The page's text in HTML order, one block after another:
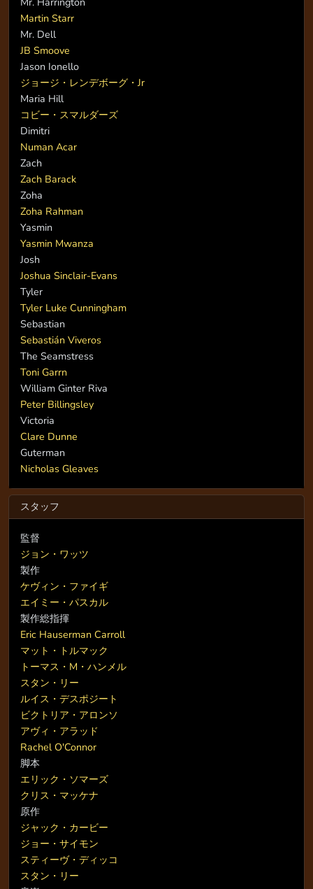
Martin Starr
Mr. Dell
JB Smoove
Jason Ionello
ジョージ・レンデボーグ・Jr
Maria Hill
コビー・スマルダーズ
Dimitri
Numan Acar
Zach
Zach Barack
Zoha
Zoha Rahman
Yasmin
Yasmin Mwanza
Josh
Joshua Sinclair-Evans
Tyler
Tyler Luke Cunningham
Sebastian
Sebastián Viveros
The Seamstress
Toni Garrn
William Ginter Riva
Peter Billingsley
Victoria
Clare Dunne
Guterman
Nicholas Gleaves
スタッフ
監督
ジョン・ワッツ
製作
ケヴィン・ファイギ
エイミー・パスカル
製作総指揮
Eric Hauserman Carroll
マット・トルマック
トーマス・M・ハンメル
スタン・リー
ルイス・デスポジート
ビクトリア・アロンソ
アヴィ・アラッド
Rachel O'Connor
脚本
エリック・ソマーズ
クリス・マッケナ
原作
ジャック・カービー
ジョー・サイモン
スティーヴ・ディッコ
スタン・リー